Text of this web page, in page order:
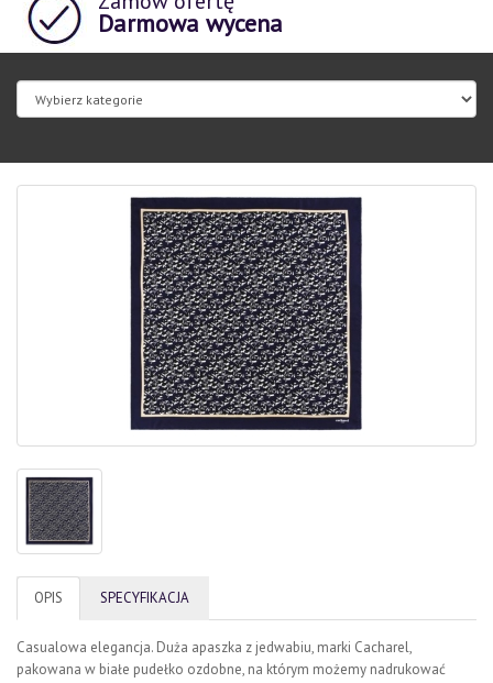
Darmowa wycena
OPIS SPECYFIKACJA
Casualowa elegancja. Duża apaszka z jedwabiu, marki Cacharel,
pakowana w białe pudełko ozdobne, na którym możemy nadrukować